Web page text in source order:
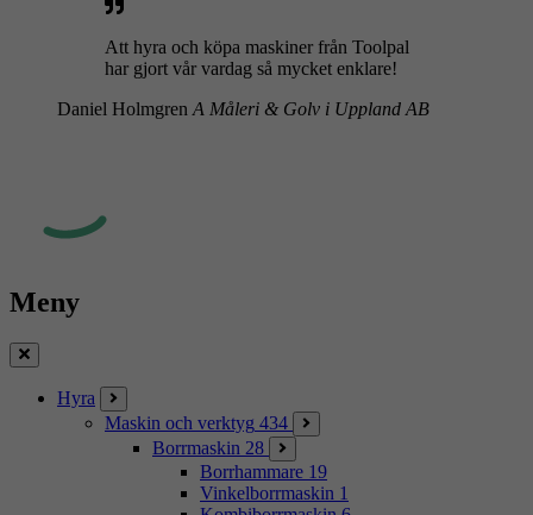
Att hyra och köpa maskiner från Toolpal
har gjort vår vardag så mycket enklare!
Daniel Holmgren A Måleri & Golv i Uppland AB
Meny
Stäng
Hyra
Maskin och verktyg 434
Borrmaskin 28
Borrhammare 19
Vinkelborrmaskin 1